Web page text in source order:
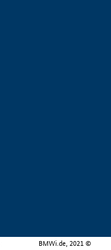
BMWi.de, 2021 ©